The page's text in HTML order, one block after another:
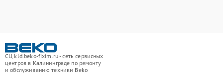
СЦ kld.beko-fixim.ru - сеть сервисных
центров в Калининграде по ремонту
и обслуживанию техники Beko